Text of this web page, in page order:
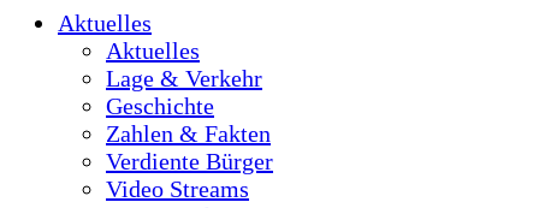
Aktuelles
Aktuelles
Lage & Verkehr
Geschichte
Zahlen & Fakten
Verdiente Bürger
Video Streams